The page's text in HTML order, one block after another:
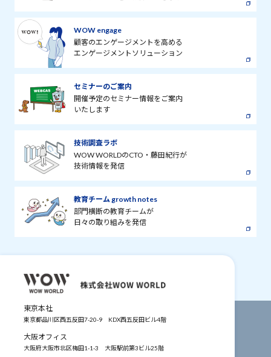
WOW engage
顧客のエンゲージメントを高める
エンゲージメントソリューション
セミナーのご案内
開催予定のセミナー情報をご案内
いたします
技術調査ラボ
WOW WORLDのCTO・藤田紀行が
技術情報を発信
教育チーム growth notes
部門横断の教育チームが
日々の取り組みを発信
東京本社
東京都品川区西五反田7-20-9 KDX西五反田ビル4階
大阪オフィス
大阪府大阪市北区梅田1-1-3 大阪駅前第3ビル25階